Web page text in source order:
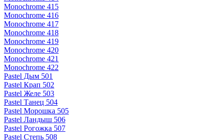
Monochrome 415
Monochrome 416
Monochrome 417
Monochrome 418
Monochrome 419
Monochrome 420
Monochrome 421
Monochrome 422
Pastel Дым 501
Pastel Крап 502
Pastel Желе 503
Pastel Танец 504
Pastel Морошка 505
Pastel Ландыш 506
Pastel Рогожка 507
Pastel Степь 508